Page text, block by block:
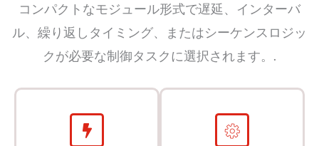
コンパクトなモジュール形式で遅延、インターバ
ル、繰り返しタイミング、またはシーケンスロジッ
クが必要な制御タスクに選択されます。.